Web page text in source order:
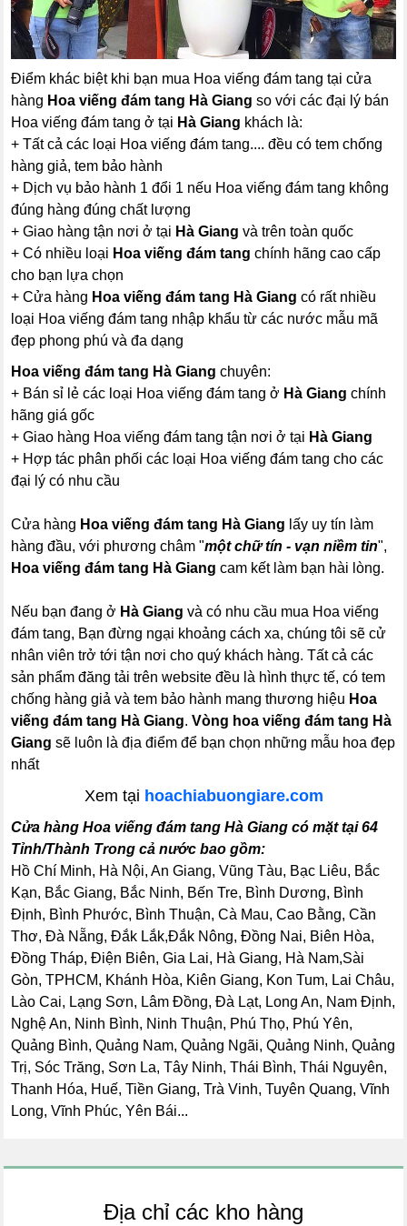
Điểm khác biệt khi bạn mua Hoa viếng đám tang tại cửa
hàng Hoa viếng đám tang Hà Giang so với các đại lý bán
Hoa viếng đám tang ở tại Hà Giang khách là:
+ Tất cả các loại Hoa viếng đám tang.... đều có tem chống
hàng giả, tem bảo hành
+ Dịch vụ bảo hành 1 đổi 1 nếu Hoa viếng đám tang không
đúng hàng đúng chất lượng
+ Giao hàng tận nơi ở tại Hà Giang và trên toàn quốc
+ Có nhiều loại Hoa viếng đám tang chính hãng cao cấp
cho bạn lựa chọn
+ Cửa hàng Hoa viếng đám tang Hà Giang có rất nhiều
loại Hoa viếng đám tang nhập khẩu từ các nước mẫu mã
đẹp phong phú và đa dạng
Hoa viếng đám tang Hà Giangchuyên:
+ Bán sỉ lẻ các loại Hoa viếng đám tang ở Hà Giang chính
hãng giá gốc
+ Giao hàng Hoa viếng đám tang tận nơi ở tại Hà Giang
+ Hợp tác phân phối các loại Hoa viếng đám tang cho các
đại lý có nhu cầu
Cửa hàng Hoa viếng đám tang Hà Giang lấy uy tín làm
hàng đầu, với phương châm "một chữ tín - vạn niềm tin",
Hoa viếng đám tang Hà Giang cam kết làm bạn hài lòng.
Nếu bạn đang ở Hà Giang và có nhu cầu mua Hoa viếng
đám tang, Bạn đừng ngại khoảng cách xa, chúng tôi sẽ cử
nhân viên trở tới tận nơi cho quý khách hàng. Tất cả các
sản phẩm đăng tải trên website đều là hình thực tế, có tem
chống hàng giả và tem bảo hành mang thương hiệu Hoa
viếng đám tang Hà Giang.Vòng hoa viếng đám tang Hà
Giang sẽ luôn là địa điểm để bạn chọn những mẫu hoa đẹp
nhất
Xem tại hoachiabuongiare.com
Cửa hàng Hoa viếng đám tang Hà Giang có mặt tại 64
Tỉnh/Thành Trong cả nước bao gồm:
Hồ Chí Minh, Hà Nội, An Giang, Vũng Tàu, Bạc Liêu, Bắc
Kạn, Bắc Giang, Bắc Ninh, Bến Tre, Bình Dương, Bình
Định, Bình Phước, Bình Thuận, Cà Mau, Cao Bằng, Cần
Thơ, Đà Nẵng, Đắk Lắk,Đắk Nông, Đồng Nai, Biên Hòa,
Đồng Tháp, Điện Biên, Gia Lai, Hà Giang, Hà Nam,Sài
Gòn, TPHCM, Khánh Hòa, Kiên Giang, Kon Tum, Lai Châu,
Lào Cai, Lạng Sơn, Lâm Đồng, Đà Lạt, Long An, Nam Định,
Nghệ An, Ninh Bình, Ninh Thuận, Phú Thọ, Phú Yên,
Quảng Bình, Quảng Nam, Quảng Ngãi, Quảng Ninh, Quảng
Trị, Sóc Trăng, Sơn La, Tây Ninh, Thái Bình, Thái Nguyên,
Thanh Hóa, Huế, Tiền Giang, Trà Vinh, Tuyên Quang, Vĩnh
Long, Vĩnh Phúc, Yên Bái...
Địa chỉ các kho hàng